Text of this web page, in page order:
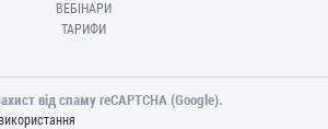
ВЕБІНАРИ
ТАРИФИ
від спаму reCAPTCHA (Google).